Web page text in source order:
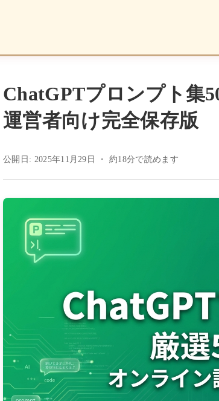
ChatGPTプロンプト集
運営者向け完全保存版
公開日: 2025年11月29日 ・ 約18分で読めます